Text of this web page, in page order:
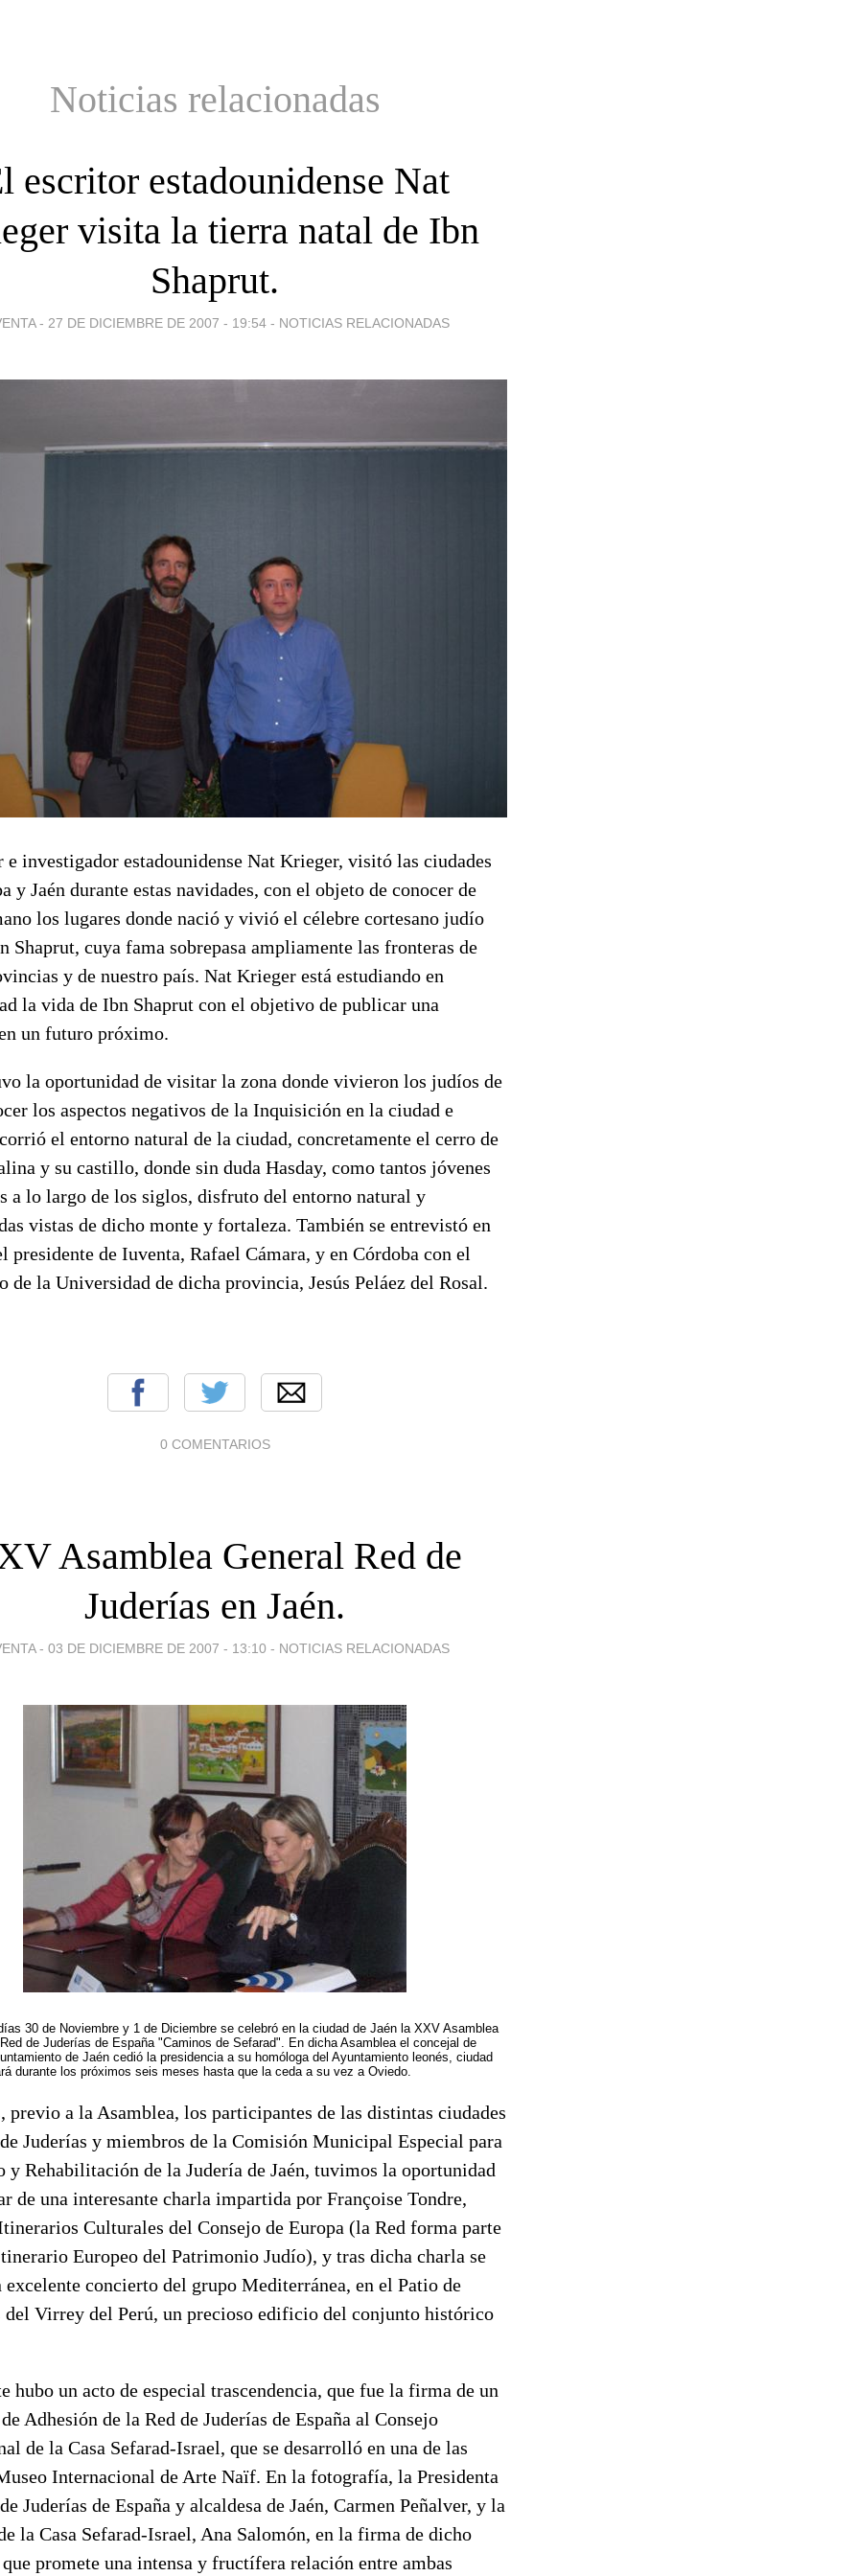
Noticias relacionadas
escritor estadounidense Nat
visita la tierra natal de Ibn
Shaprut.
- 27 DE DICIEMBRE DE 2007 - 19:54 - NOTICIAS RELACIONADAS
e investigador estadounidense Nat Krieger, visitó las ciudades
y Jaén durante estas navidades, con el objeto de conocer de
los lugares donde nació y vivió el célebre cortesano judío
Shaprut, cuya fama sobrepasa ampliamente las fronteras de
y de nuestro país. Nat Krieger está estudiando en
la vida de Ibn Shaprut con el objetivo de publicar una
un futuro próximo.
la oportunidad de visitar la zona donde vivieron los judíos de
los aspectos negativos de la Inquisición en la ciudad e
el entorno natural de la ciudad, concretamente el cerro de
y su castillo, donde sin duda Hasday, como tantos jóvenes
a lo largo de los siglos, disfruto del entorno natural y
vistas de dicho monte y fortaleza. También se entrevistó en
presidente de Iuventa, Rafael Cámara, y en Córdoba con el
de la Universidad de dicha provincia, Jesús Peláez del Rosal.
0 COMENTARIOS
Asamblea General Red de
Juderías en Jaén.
- 03 DE DICIEMBRE DE 2007 - 13:10 - NOTICIAS RELACIONADAS
30 de Noviembre y 1 de Diciembre se celebró en la ciudad de Jaén la XXV Asamblea
de Juderías de España "Caminos de Sefarad". En dicha Asamblea el concejal de
de Jaén cedió la presidencia a su homóloga del Ayuntamiento leonés, ciudad
durante los próximos seis meses hasta que la ceda a su vez a Oviedo.
previo a la Asamblea, los participantes de las distintas ciudades
Juderías y miembros de la Comisión Municipal Especial para
y Rehabilitación de la Judería de Jaén, tuvimos la oportunidad
de una interesante charla impartida por Françoise Tondre,
Culturales del Consejo de Europa (la Red forma parte
Europeo del Patrimonio Judío), y tras dicha charla se
concierto del grupo Mediterránea, en el Patio de
del Virrey del Perú, un precioso edificio del conjunto histórico
hubo un acto de especial trascendencia, que fue la firma de un
Adhesión de la Red de Juderías de España al Consejo
de la Casa Sefarad-Israel, que se desarrolló en una de las
Internacional de Arte Naïf. En la fotografía, la Presidenta
Juderías de España y alcaldesa de Jaén, Carmen Peñalver, y la
la Casa Sefarad-Israel, Ana Salomón, en la firma de dicho
promete una intensa y fructífera relación entre ambas